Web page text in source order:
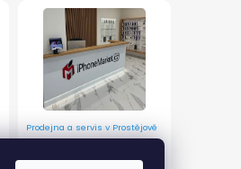
Prodejna a servis v Prostějově
Prostějov 9/12, 796 01 Prostějov